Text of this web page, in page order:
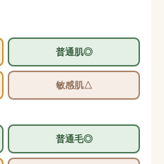
普通肌◎
敏感肌△
普通毛◎